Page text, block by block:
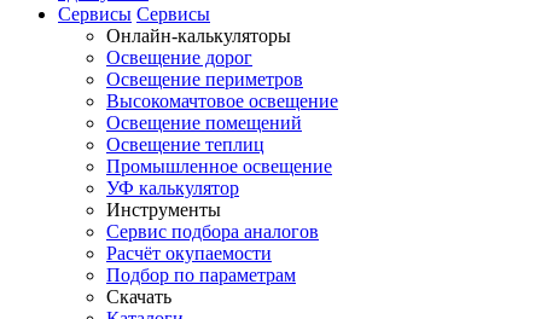
Сервисы Сервисы
Онлайн-калькуляторы
Освещение дорог
Освещение периметров
Высокомачтовое освещение
Освещение помещений
Освещение теплиц
Промышленное освещение
УФ калькулятор
Инструменты
Сервис подбора аналогов
Расчёт окупаемости
Подбор по параметрам
Скачать